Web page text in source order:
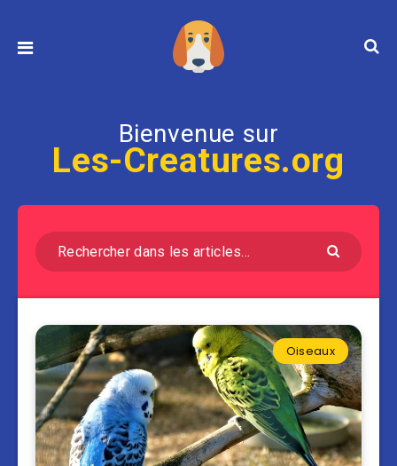
Bienvenue sur
Les-Creatures.org
Oiseaux